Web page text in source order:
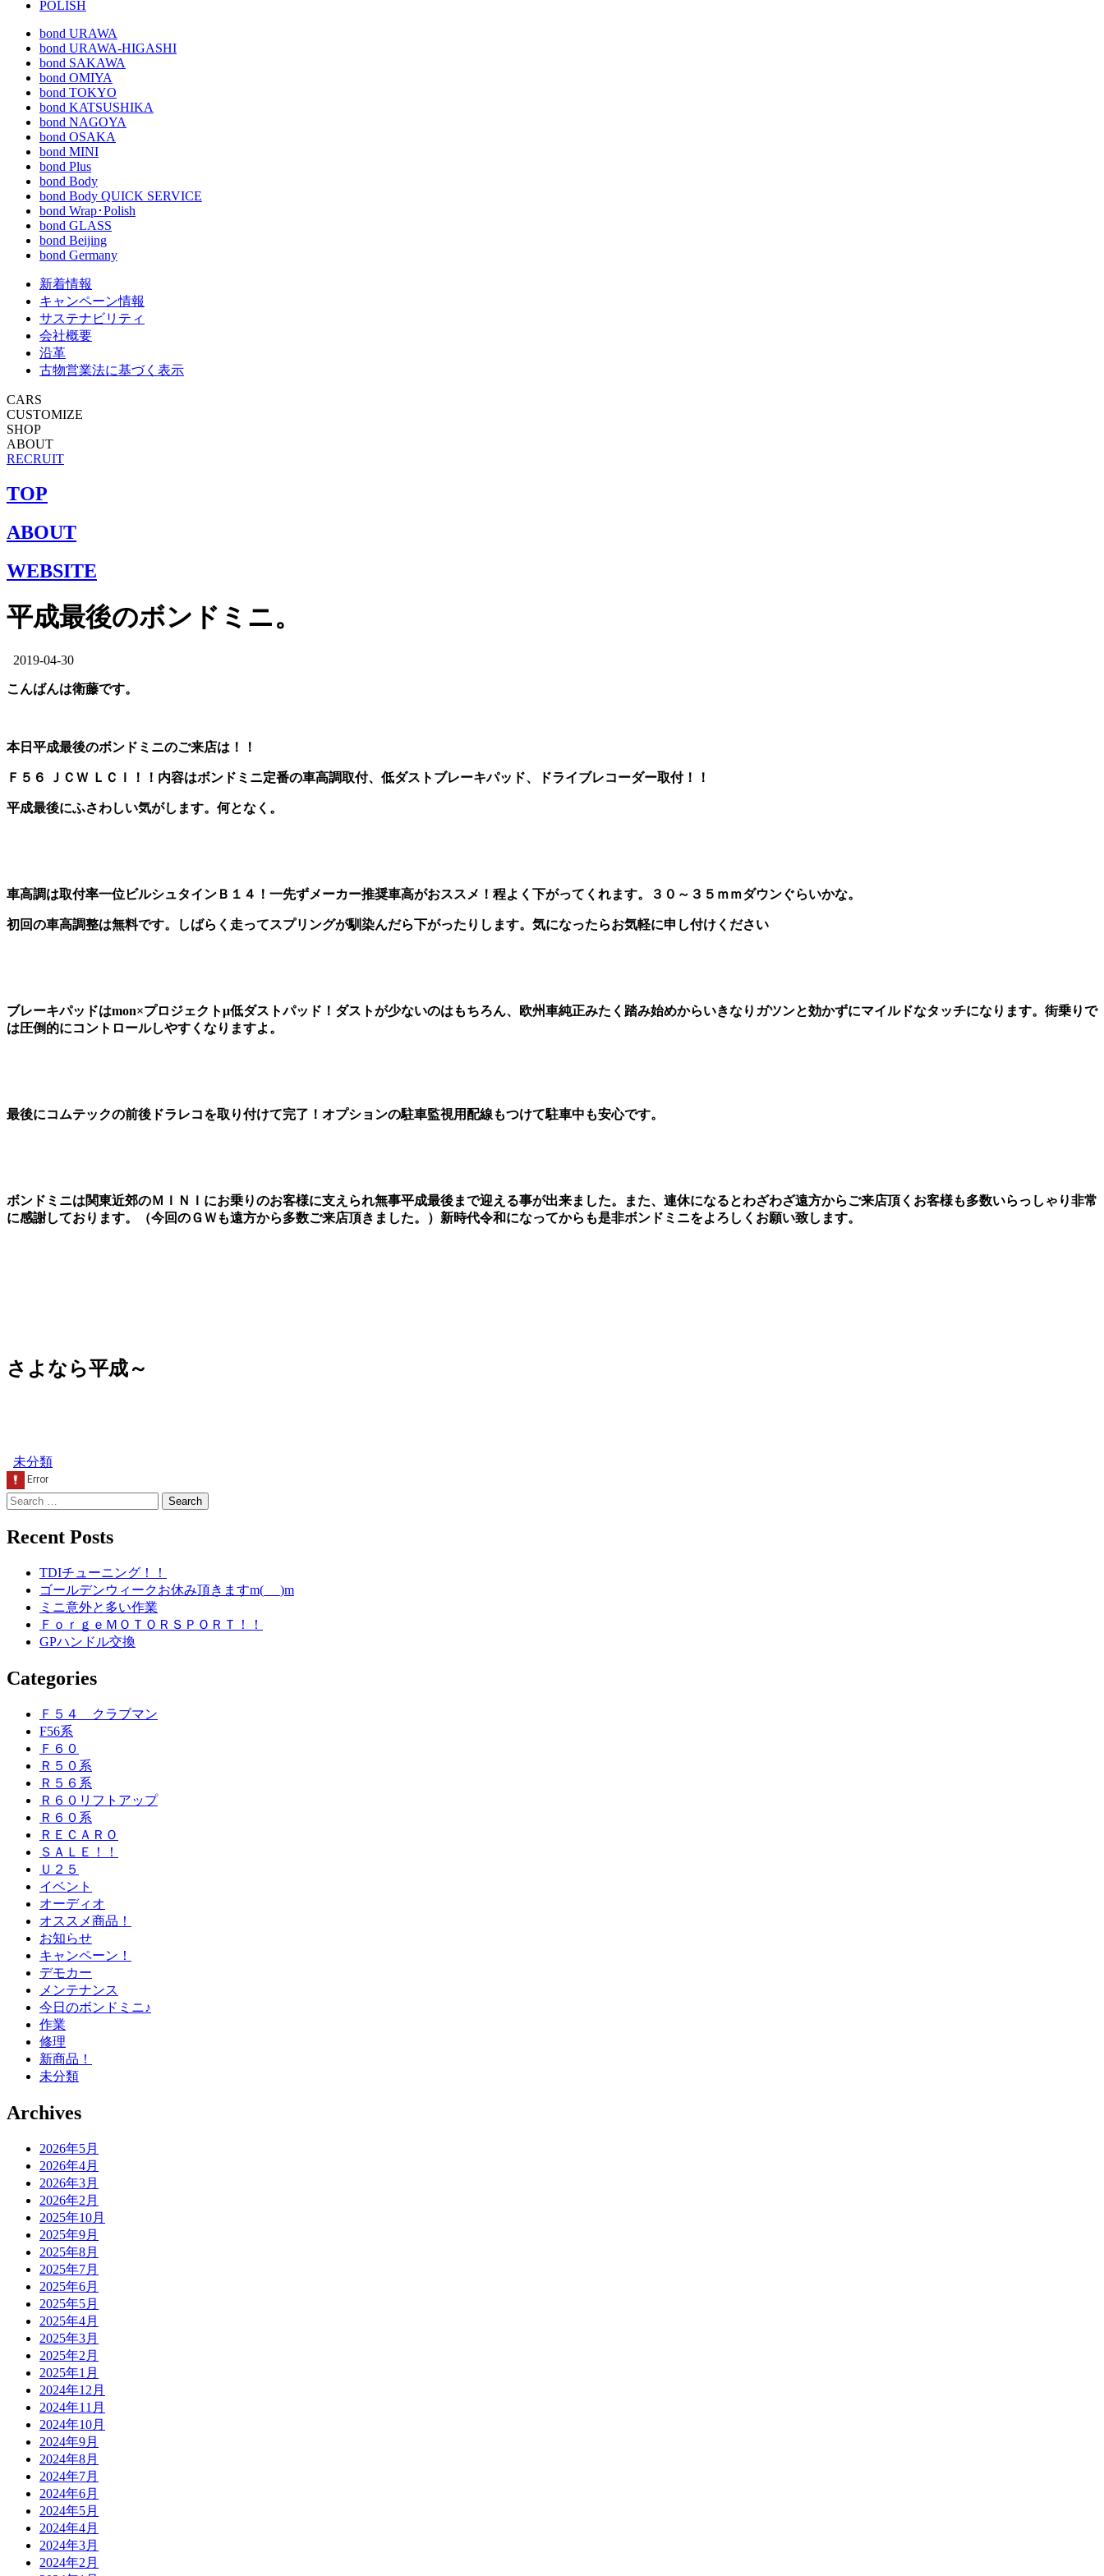
POLISH
bond URAWA
bond URAWA-HIGASHI
bond SAKAWA
bond OMIYA
bond TOKYO
bond KATSUSHIKA
bond NAGOYA
bond OSAKA
bond MINI
bond Plus
bond Body
bond Body QUICK SERVICE
bond Wrap･Polish
bond GLASS
bond Beijing
bond Germany
新着情報
キャンペーン情報
サステナビリティ
会社概要
沿革
古物営業法に基づく表示
CARS
CUSTOMIZE
SHOP
ABOUT
RECRUIT
TOP
ABOUT
WEBSITE
平成最後のボンドミニ。
2019-04-30
こんばんは衛藤です。
本日平成最後のボンドミニのご来店は！！
Ｆ５６ ＪＣＷ ＬＣＩ！！内容はボンドミニ定番の車高調取付、低ダストブレーキパッド、ドライブレコーダー取付！！
平成最後にふさわしい気がします。何となく。
車高調は取付率一位ビルシュタインＢ１４！一先ずメーカー推奨車高がおススメ！程よく下がってくれます。３０～３５ｍｍダウンぐらいかな。
初回の車高調整は無料です。しばらく走ってスプリングが馴染んだら下がったりします。気になったらお気軽に申し付けください
ブレーキパッドはmon×プロジェクトμ低ダストパッド！ダストが少ないのはもちろん、欧州車純正みたく踏み始めからいきなりガツンと効かずにマイルドなタッチになります。街乗りで
は圧倒的にコントロールしやすくなりますよ。
最後にコムテックの前後ドラレコを取り付けて完了！オプションの駐車監視用配線もつけて駐車中も安心です。
ボンドミニは関東近郊のＭＩＮＩにお乗りのお客様に支えられ無事平成最後まで迎える事が出来ました。また、連休になるとわざわざ遠方からご来店頂くお客様も多数いらっしゃり非常
に感謝しております。（今回のＧＷも遠方から多数ご来店頂きました。）新時代令和になってからも是非ボンドミニをよろしくお願い致します。
さよなら平成～
未分類
Search
for:
Recent Posts
TDIチューニング！！
ゴールデンウィークお休み頂きますm(_ _)m
ミニ意外と多い作業
ＦｏｒｇｅＭＯＴＯＲＳＰＯＲＴ！！
GPハンドル交換
Categories
Ｆ５４ クラブマン
F56系
Ｆ６０
Ｒ５０系
Ｒ５６系
Ｒ６０リフトアップ
Ｒ６０系
ＲＥＣＡＲＯ
ＳＡＬＥ！！
Ｕ２５
イベント
オーディオ
オススメ商品！
お知らせ
キャンペーン！
デモカー
メンテナンス
今日のボンドミニ♪
作業
修理
新商品！
未分類
Archives
2026年5月
2026年4月
2026年3月
2026年2月
2025年10月
2025年9月
2025年8月
2025年7月
2025年6月
2025年5月
2025年4月
2025年3月
2025年2月
2025年1月
2024年12月
2024年11月
2024年10月
2024年9月
2024年8月
2024年7月
2024年6月
2024年5月
2024年4月
2024年3月
2024年2月